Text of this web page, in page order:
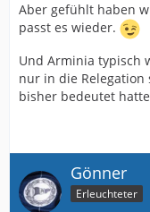
Aber gefühlt haben
passt es wieder.
Und Arminia typisch
nur in die Relegation
bisher bedeutet
Gönner
Erleuchteter